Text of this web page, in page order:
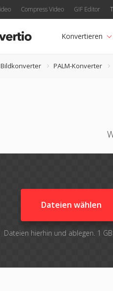
Compress Video GIF Editor
Konvertieren
Bildkonverter PALM-Konverter
Dateien wählen
Dateien hierhin und ablegen. 1